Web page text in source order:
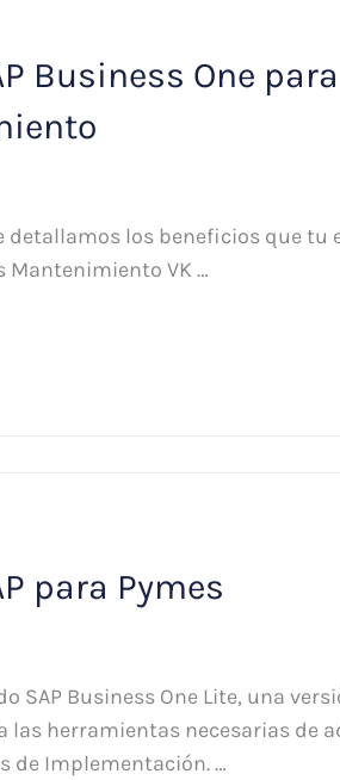
Business One
detallamos los beneficios que
Mantenimiento VK …
para Pymes
SAP Business One Lite, una
las herramientas necesarias de
de Implementación. …